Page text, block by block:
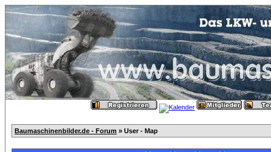
Baumaschinenbilder.de - Forum » User - Map